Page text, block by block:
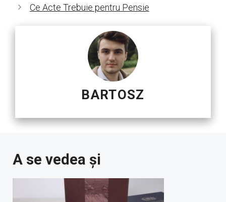
Ce Acte Trebuie pentru Pensie
BARTOSZ
A se vedea și